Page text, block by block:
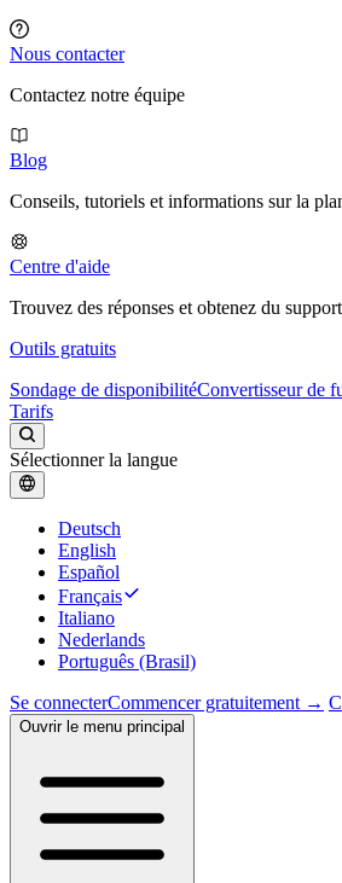
Nous contacter
Contactez notre équipe
Blog
Conseils, tutoriels et informations sur la
Centre d'aide
Trouvez des réponses et obtenez du support
Outils gratuits
Sondage de disponibilitéConvertisseur de
Tarifs
Sélectionner la langue
Deutsch
English
Español
Français
Italiano
Nederlands
Português (Brasil)
Se connecterCommencer gratuitement →
Ouvrir le menu principal